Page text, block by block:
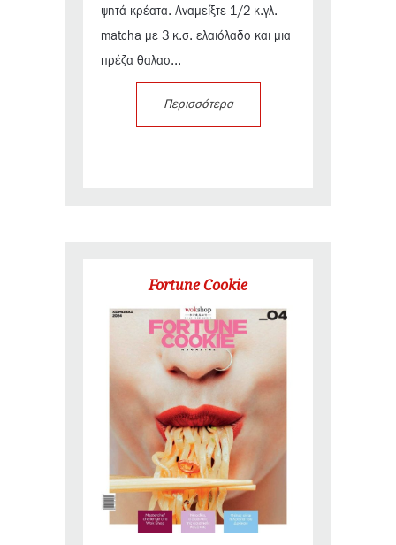
ψητά κρέατα. Αναμείξτε 1/2 κ.γλ.
matcha με 3 κ.σ. ελαιόλαδο και μια
πρέζα θαλασ...
Περισσότερα
Fortune Cookie